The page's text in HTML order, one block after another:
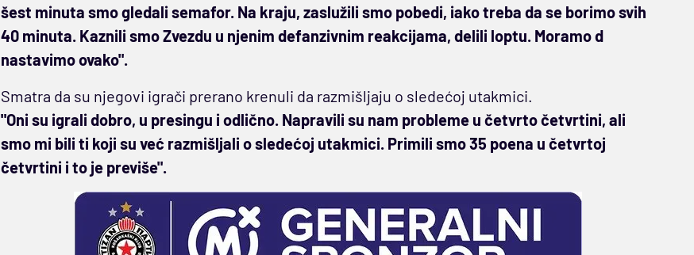
šest minuta smo gledali semafor. Na kraju, zaslužili smo pobedi, iako treba da se borimo svih
40 minuta. Kaznili smo Zvezdu u njenim defanzivnim reakcijama, delili loptu. Moramo d
nastavimo ovako".
Smatra da su njegovi igrači prerano krenuli da razmišljaju o sledećoj utakmici.
"Oni su igrali dobro, u presingu i odlično. Napravili su nam probleme u četvrto četvrtini, ali
smo mi bili ti koji su već razmišljali o sledećoj utakmici. Primili smo 35 poena u četvrtoj
četvrtini i to je previše".